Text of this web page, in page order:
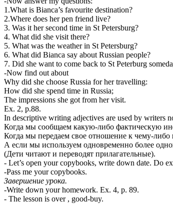
1.What is Bianca’s favourite destination?
2.Where does her pen friend live?
3. Was it her second time in St Petersburg?
4. What did she visit there?
5. What was the weather in St Petersburg?
6. What did Bianca say about Russian people?
7. Did she want to come back to St Peterburg
-Now find out about
Why did she choose Russia for her travelling:
How did she spend time in Russia;
The impressions she got from her visit.
Ex. 2, p.88.
In descriptive writing adjectives are used by writers
Когда мы сообщаем какую-либо фактическую
Когда мы передаем свое отношение к чему-
А если мы используем одновременно более
(Дети читают и переводят прилагательные).
- Let’s open your copybooks, write down date. Do
-Pass me your copybooks.
Завершение урока.
-Write down your homework. Ex. 4, p. 89.
- The lesson is over , good-buy.